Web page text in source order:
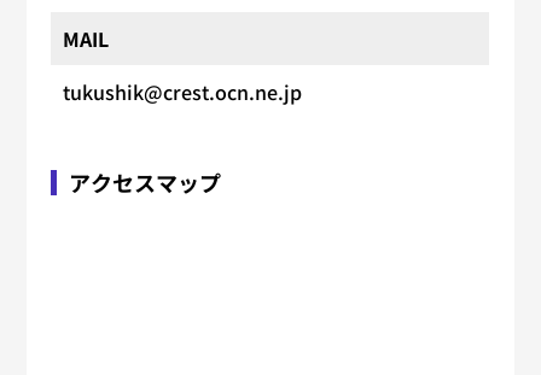
MAIL
tukushik@crest.ocn.ne.jp
アクセスマップ